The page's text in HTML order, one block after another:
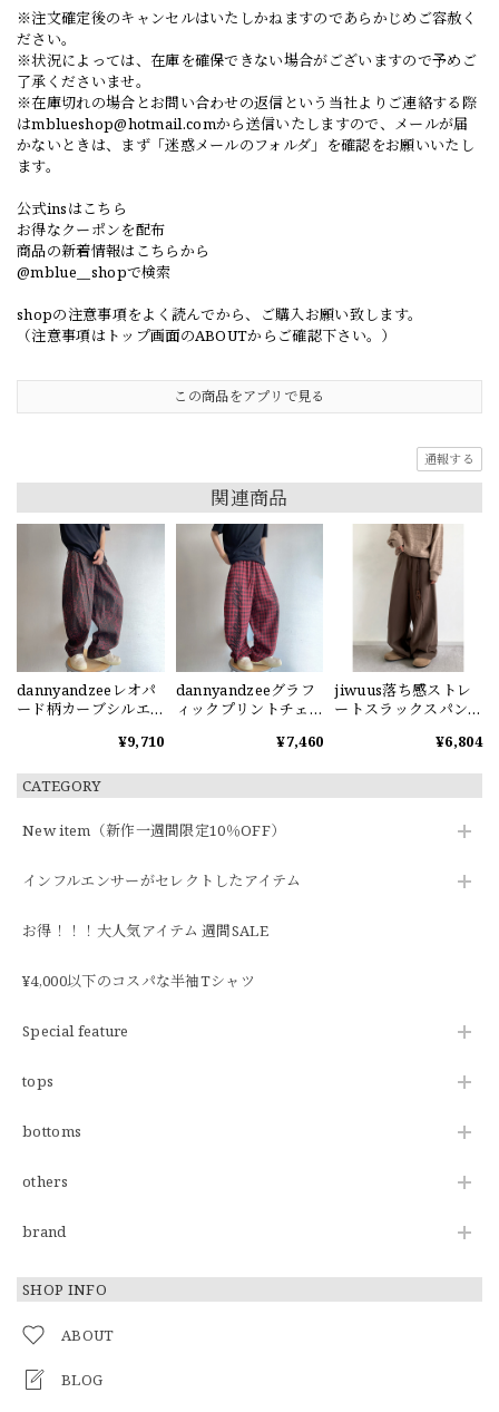
CATEGORY
New item（新作一週間限定10％OFF）
インフルエンサーがセレクトしたアイテム
お得！！！大人気アイテム 週間SALE
¥4,000以下のコスパな半袖Tシャツ
Special feature
tops
bottoms
others
brand
SHOP INFO
ABOUT
BLOG
※注文確定後のキャンセルはいたしかねますのであらかじめご容赦く
ださい。
※状況によっては、在庫を確保できない場合がございますので予めご
了承くださいませ。
※在庫切れの場合とお問い合わせの返信という当社よりご連絡する際
はmblueshop@hotmail.comから送信いたしますので、メールが届
かないときは、まず「迷惑メールのフォルダ」を確認をお願いいたし
ます。
公式insはこちら
お得なクーポンを配布
商品の新着情報はこちらから
@mblue__shopで検索
shopの注意事項をよく読んでから、ご購入お願い致します。
（注意事項はトップ画面のABOUTからご確認下さい。）
この商品をアプリで見る
通報する
関連商品
dannyandzeeレオパ
ード柄カーブシルエ
¥9,710
dannyandzeeグラフ
ィックプリントチェ
¥7,460
jiwuus落ち感ストレ
ートスラックスパン
¥6,804